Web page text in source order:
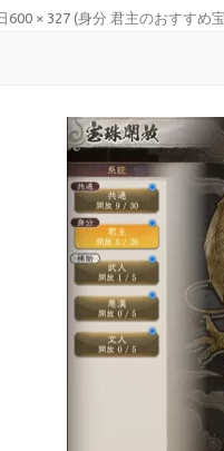
600 × 327(身分 君主のおすすめ